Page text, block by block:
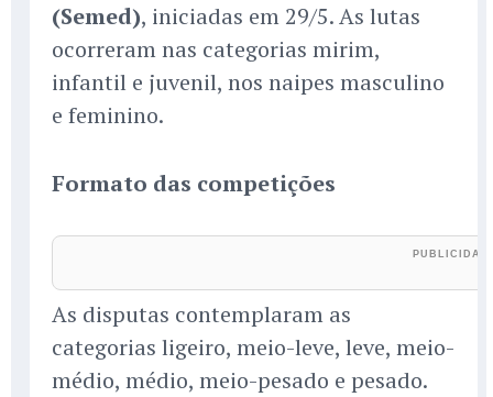
(Semed), iniciadas em 29/5. As lutas
ocorreram nas categorias mirim,
infantil e juvenil, nos naipes masculino
e feminino.
Formato das competições
As disputas contemplaram as
categorias ligeiro, meio-leve, leve, meio-
médio, médio, meio-pesado e pesado.